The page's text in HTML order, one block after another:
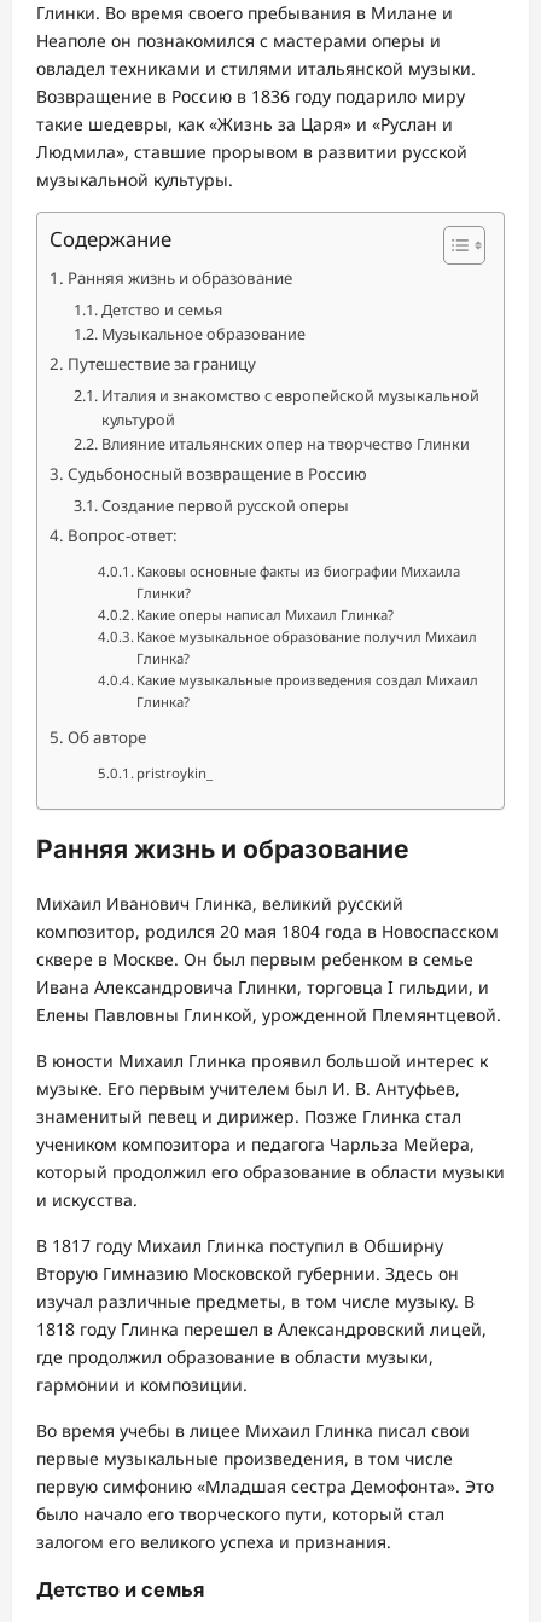
Глинки. Во время своего пребывания в Милане и
Неаполе он познакомился с мастерами оперы и
овладел техниками и стилями итальянской музыки.
Возвращение в Россию в 1836 году подарило миру
такие шедевры, как «Жизнь за Царя» и «Руслан и
Людмила», ставшие прорывом в развитии русской
музыкальной культуры.
Содержание
Ранняя жизнь и образование
Детство и семья
Музыкальное образование
Путешествие за границу
Италия и знакомство с европейской музыкальной
культурой
Влияние итальянских опер на творчество Глинки
Судьбоносный возвращение в Россию
Создание первой русской оперы
Вопрос-ответ:
Каковы основные факты из биографии Михаила
Глинки?
Какие оперы написал Михаил Глинка?
Какое музыкальное образование получил Михаил
Глинка?
Какие музыкальные произведения создал Михаил
Глинка?
Об авторе
pristroykin_
Ранняя жизнь и образование
Михаил Иванович Глинка, великий русский
композитор, родился 20 мая 1804 года в Новоспасском
сквере в Москве. Он был первым ребенком в семье
Ивана Александровича Глинки, торговца I гильдии, и
Елены Павловны Глинкой, урожденной Племянтцевой.
В юности Михаил Глинка проявил большой интерес к
музыке. Его первым учителем был И. В. Антуфьев,
знаменитый певец и дирижер. Позже Глинка стал
учеником композитора и педагога Чарльза Мейера,
который продолжил его образование в области музыки
и искусства.
В 1817 году Михаил Глинка поступил в Обширну
Вторую Гимназию Московской губернии. Здесь он
изучал различные предметы, в том числе музыку. В
1818 году Глинка перешел в Александровский лицей,
где продолжил образование в области музыки,
гармонии и композиции.
Во время учебы в лицее Михаил Глинка писал свои
первые музыкальные произведения, в том числе
первую симфонию «Младшая сестра Демофонта». Это
было начало его творческого пути, который стал
залогом его великого успеха и признания.
Детство и семья